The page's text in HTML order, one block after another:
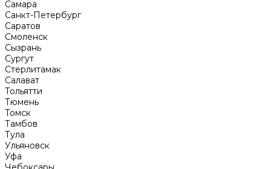
Самара
Санкт-Петербург
Саратов
Смоленск
Сызрань
Сургут
Стерлитамак
Салават
Тольятти
Тюмень
Томск
Тамбов
Тула
Ульяновск
Уфа